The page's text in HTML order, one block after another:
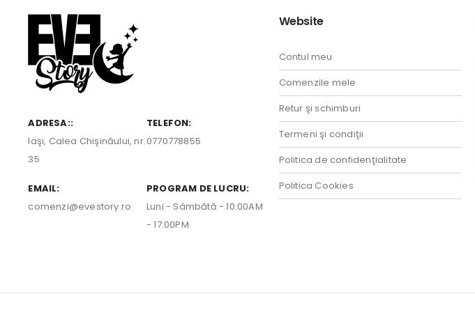
ADRESA::
Iaşi, Calea Chişinăului, nr.
35
TELEFON:
0770778855
EMAIL:
comenzi@evestory.ro
PROGRAM DE LUCRU:
Luni - Sâmbătă - 10:00AM
- 17:00PM
Website
Contul meu
Comenzile mele
Retur şi schimburi
Termeni şi condiţii
Politica de confidenţialitate
Politica Cookies